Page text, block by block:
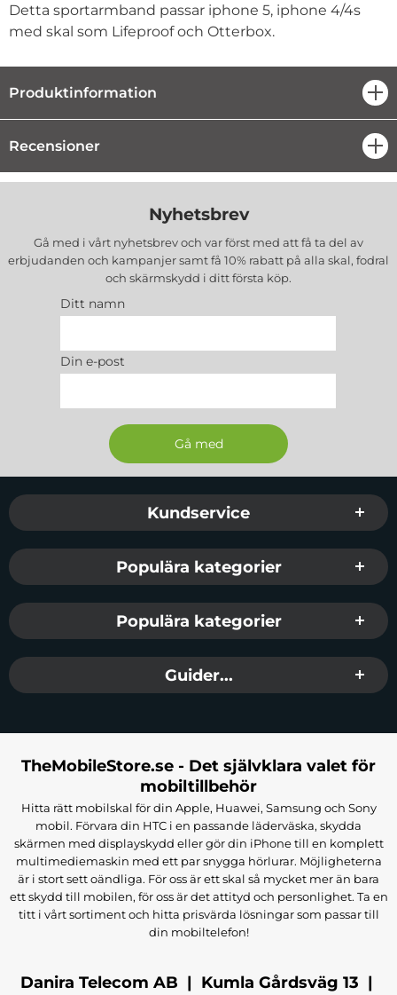
Detta sportarmband passar iphone 5, iphone 4/4s
med skal som Lifeproof och Otterbox.
Produktinformation
Recensioner
Nyhetsbrev
Gå med i vårt nyhetsbrev och var först med att få ta del av
erbjudanden och kampanjer samt få 10% rabatt på alla skal, fodral
och skärmskydd i ditt första köp.
Ditt namn
Din e-post
Sidfot Blandad info och länkar
Kundservice
Populära kategorier
Populära kategorier
Guider...
TheMobileStore.se - Det självklara valet för
mobiltillbehör
Hitta rätt mobilskal för din Apple, Huawei, Samsung och Sony
mobil. Förvara din HTC i en passande läderväska, skydda
skärmen med displayskydd eller gör din iPhone till en komplett
multimediemaskin med ett par snygga hörlurar. Möjligheterna
är i stort sett oändliga. För oss är ett skal så mycket mer än bara
ett skydd till mobilen, för oss är det attityd och personlighet. Ta en
titt i vårt sortiment och hitta prisvärda lösningar som passar till
din mobiltelefon!
Danira Telecom AB | Kumla Gårdsväg 13 |